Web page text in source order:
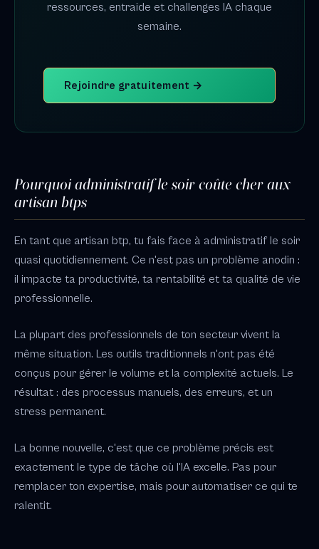
ressources, entraide et challenges IA chaque
semaine.
Rejoindre gratuitement →
Pourquoi administratif le soir coûte cher aux
artisan btps
En tant que artisan btp, tu fais face à administratif le soir
quasi quotidiennement. Ce n'est pas un problème anodin :
il impacte ta productivité, ta rentabilité et ta qualité de vie
professionnelle.
La plupart des professionnels de ton secteur vivent la
même situation. Les outils traditionnels n'ont pas été
conçus pour gérer le volume et la complexité actuels. Le
résultat : des processus manuels, des erreurs, et un
stress permanent.
La bonne nouvelle, c'est que ce problème précis est
exactement le type de tâche où l'IA excelle. Pas pour
remplacer ton expertise, mais pour automatiser ce qui te
ralentit.